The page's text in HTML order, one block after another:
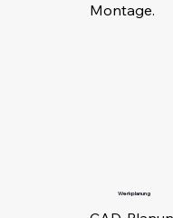
Montage.
Werkplanung